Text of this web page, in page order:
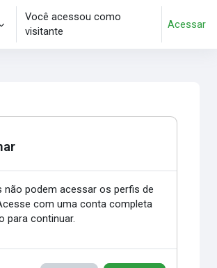
de pesquisa
Você acessou como
visitante
Acessar
não podem acessar os perfis de
com uma conta completa
para continuar.